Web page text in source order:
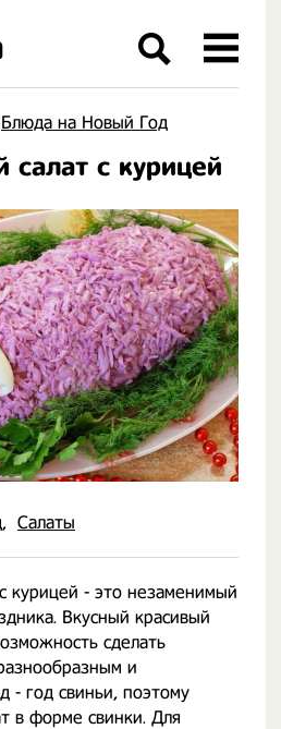
Блюда на Новый Год
салат с курицей
Салаты
курицей - это незаменимый
Вкусный красивый
сделать
и
- год свиньи, поэтому
в форме свинки. Для